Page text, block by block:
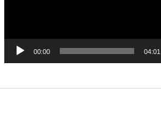
00:00 04:01